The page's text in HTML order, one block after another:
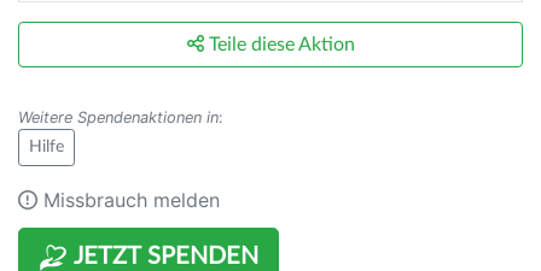
JETZT SPENDEN
Teile diese Aktion
Weitere Spendenaktionen in:
Hilfe
Missbrauch melden